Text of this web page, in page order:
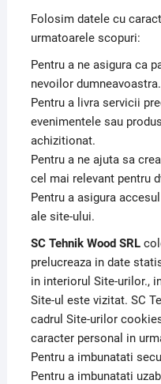
Folosim datele cu
urmatoarele scopuri:
Pentru a ne asigura ca
nevoilor dumneavoastra.
Pentru a livra servicii
evenimentele sau
achizitionat.
Pentru a ne ajuta sa
cel mai relevant pentru
Pentru a asigura
ale site-ului.
SC Tehnik Wood SRL
prelucreaza in date
in interiorul Site-urilor.,
Site-ul este vizitat. SC
cadrul Site-urilor
caracter personal in
Pentru a imbunatati
Pentru a imbunatati